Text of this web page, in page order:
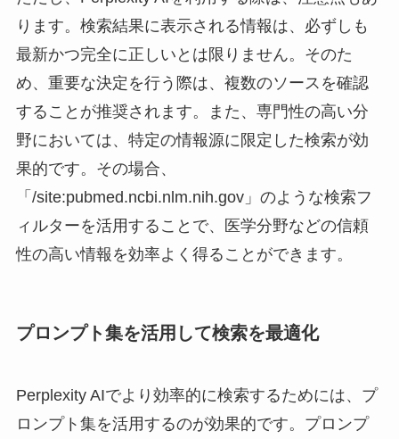
ります。検索結果に表示される情報は、必ずしも
最新かつ完全に正しいとは限りません。そのた
め、重要な決定を行う際は、複数のソースを確認
することが推奨されます。また、専門性の高い分
野においては、特定の情報源に限定した検索が効
果的です。その場合、
「/site:pubmed.ncbi.nlm.nih.gov」のような検索フ
ィルターを活用することで、医学分野などの信頼
性の高い情報を効率よく得ることができます。
プロンプト集を活用して検索を最適化
Perplexity AIでより効率的に検索するためには、プ
ロンプト集を活用するのが効果的です。プロンプ